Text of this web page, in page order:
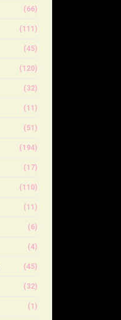
(66)
(111)
(45)
(120)
(32)
(11)
(51)
(194)
(17)
(110)
(11)
(6)
(4)
(45)
(32)
(1)